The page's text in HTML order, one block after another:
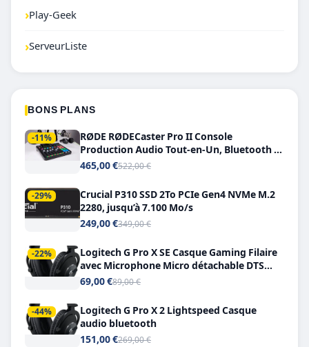
›Play-Geek
›ServeurListe
BONS PLANS
-11%
RØDE RØDECaster Pro II Console
Production Audio Tout-en-Un, Bluetooth et
Double USB-C
465,00 €522,00 €
-29%
Crucial P310 SSD 2To PCIe Gen4 NVMe M.2
2280, jusqu’à 7.100 Mo/s
249,00 €349,00 €
-22%
Logitech G Pro X SE Casque Gaming Filaire
avec Microphone Micro détachable DTS
Headphone X 7.1
69,00 €89,00 €
-44%
Logitech G Pro X 2 Lightspeed Casque
audio bluetooth
151,00 €269,00 €